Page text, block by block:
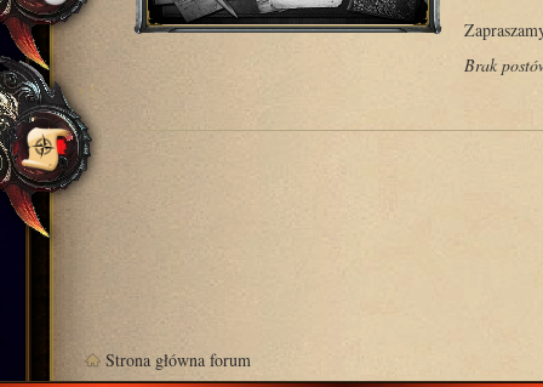
Brak
Strona główna forum